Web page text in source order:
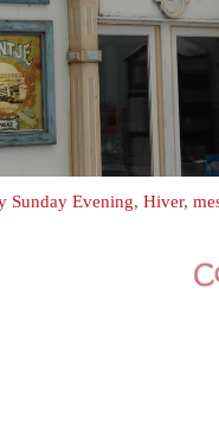
Sunday Evening, Hiver,